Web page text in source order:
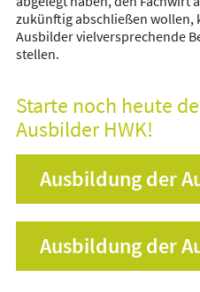
zukünftig abschließen wollen,
Ausbilder vielversprechende
stellen.
Starte noch heute
Ausbilder HWK!
Ausbildung der
Ausbildung der